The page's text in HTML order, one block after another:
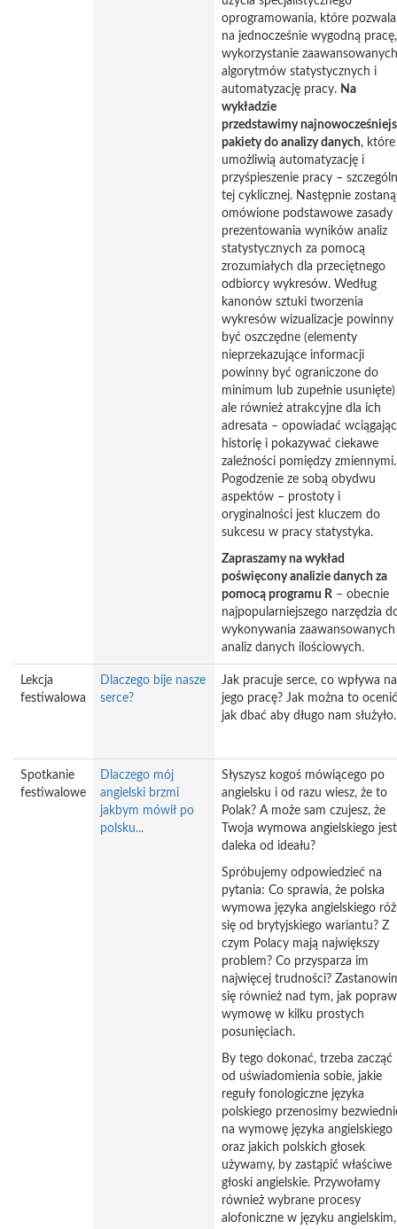
oprogramowania, które pozwala
na jednocześnie wygodną pracę,
wykorzystanie zaawansowanych
algorytmów statystycznych i
automatyzację pracy. Na
wykładzie
przedstawimy
pakiety do analizy danych, które
umożliwią automatyzację i
przyśpieszenie pracy –
tej cyklicznej. Następnie zostaną
omówione podstawowe zasady
prezentowania wyników analiz
statystycznych za pomocą
zrozumiałych dla przeciętnego
odbiorcy wykresów. Według
kanonów sztuki tworzenia
wykresów wizualizacje powinny
być oszczędne (elementy
nieprzekazujące informacji
powinny być ograniczone do
minimum lub zupełnie usunięte)
ale również atrakcyjne dla ich
adresata – opowiadać
historię i pokazywać ciekawe
zależności pomiędzy zmiennymi.
Pogodzenie ze sobą obydwu
aspektów – prostoty i
oryginalności jest kluczem do
sukcesu w pracy statystyka.
Zapraszamy na wykład
poświęcony analizie danych za
pomocą programu R – obecnie
najpopularniejszego narzędzia
wykonywania zaawansowanych
analiz danych ilościowych.
Lekcja
festiwalowa
Dlaczego bije nasze
serce?
Jak pracuje serce, co wpływa na
jego pracę? Jak można to
jak dbać aby długo nam służyło.
Spotkanie
festiwalowe
Dlaczego mój
angielski brzmi
jakbym mówił po
polsku...
Słyszysz kogoś mówiącego po
angielsku i od razu wiesz, że to
Polak? A może sam czujesz, że
Twoja wymowa angielskiego jest
daleka od ideału?
Spróbujemy odpowiedzieć na
pytania: Co sprawia, że polska
wymowa języka angielskiego
się od brytyjskiego wariantu? Z
czym Polacy mają największy
problem? Co przysparza im
najwięcej trudności?
się również nad tym, jak
wymowę w kilku prostych
posunięciach.
By tego dokonać, trzeba zacząć
od uświadomienia sobie, jakie
reguły fonologiczne języka
polskiego przenosimy
na wymowę języka angielskiego
oraz jakich polskich głosek
używamy, by zastąpić właściwe
głoski angielskie. Przywołamy
również wybrane procesy
alofoniczne w języku angielskim,